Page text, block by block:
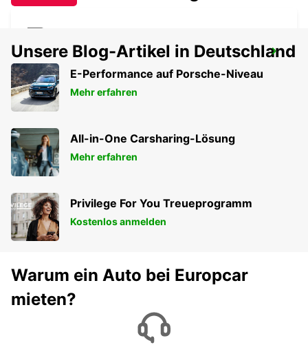
SAINTES BAHNHOF
SAINTES - FRANCE
Unsere Blog-Artikel in Deutschland
E-Performance auf Porsche-Niveau
Mehr erfahren
All-in-One Carsharing-Lösung
Mehr erfahren
Privilege For You Treueprogramm
Kostenlos anmelden
Warum ein Auto bei Europcar
mieten?